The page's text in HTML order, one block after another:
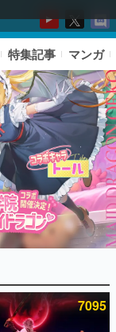
特集記事 マンガ
7095